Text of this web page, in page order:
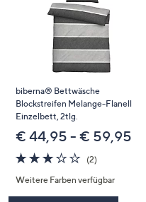
biberna® Bettwäsche
Blockstreifen Melange-Flanell
Einzelbett, 2tlg.
€ 44,95 - € 59,95
3.0
von
5
(2)
Weitere Farben verfügbar